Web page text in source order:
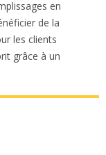
en
de la
les clients
grâce à un